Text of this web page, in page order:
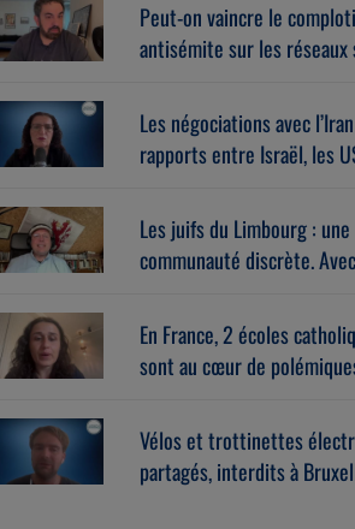
Peut-on vaincre le
antisémite sur les réseaux
(06/08/2026)
Les négociations avec
rapports entre Israël, les
Gérard vespierre (06/08/
Les juifs du Limbourg : une
communauté discrète.
En France, 2 écoles
sont au cœur de
(06/08/2026)
Vélos et trottinettes
partagés, interdits à